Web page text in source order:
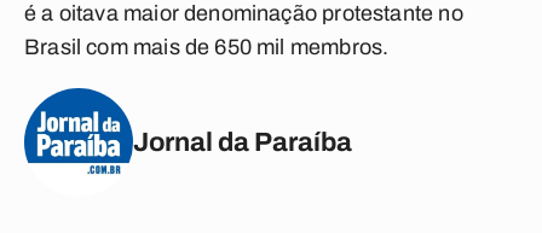
é a oitava maior denominação protestante no
Brasil com mais de 650 mil membros.
Jornal da Paraíba